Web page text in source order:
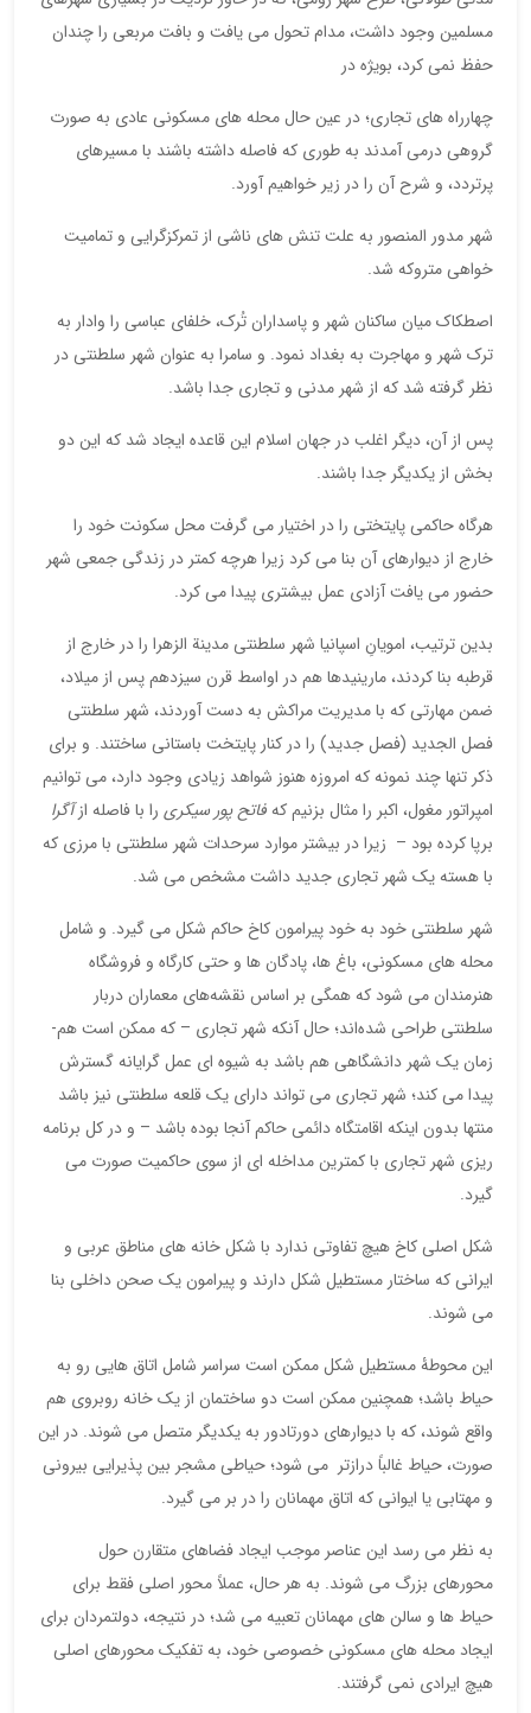
مسلمین وجود داشت، مدام تحول می یافت و بافت مربعی را چندان
حفظ نمی کرد، بویژه در
چهارراه های تجاری؛ در عین حال محله های مسکونی عادی به صورت
گروهی درمی آمدند به طوری که فاصله داشته باشند با مسیرهای
پرتردد، و شرح آن را در زیر خواهیم آورد.
شهر مدور المنصور به علت تنش های ناشی از تمرکزگرایی و تمامیت
خواهی متروکه شد.
اصطکاک میان ساکنان شهر و پاسداران تُرک، خلفای عباسی را وادار به
ترک شهر و مهاجرت به بغداد نمود. و سامرا به عنوان شهر سلطنتی در
نظر گرفته شد که از شهر مدنی و تجاری جدا باشد.
پس از آن، دیگر اغلب در جهان اسلام این قاعده ایجاد شد که این دو
بخش از یکدیگر جدا باشند.
هرگاه حاکمی پایتختی را در اختیار می گرفت محل سکونت خود را
خارج از دیوارهای آن بنا می کرد زیرا هرچه کمتر در زندگی جمعی شهر
حضور می یافت آزادی عمل بیشتری پیدا می کرد.
بدین ترتیب، امویانِ اسپانیا شهر سلطنتی مدینة الزهرا را در خارج از
قرطبه بنا کردند، مارینیدها هم در اواسط قرن سیزدهم پس از میلاد،
ضمن مهارتی که با مدیریت مراکش به دست آوردند، شهر سلطنتی
فصل الجدید (فصل جدید) را در کنار پایتخت باستانی ساختند. و برای
ذکر تنها چند نمونه که امروزه هنوز شواهد زیادی وجود دارد، می توانیم
امپراتور مغول، اکبر را مثال بزنیم کهفاتح پور سیکری را با فاصله ازآگرا
برپا کرده بود – زیرا در بیشتر موارد سرحدات شهر سلطنتی با مرزی که
با هسته یک شهر تجاری جدید داشت مشخص می شد.
شهر سلطنتی خود به خود پیرامون کاخ حاکم شکل می گیرد. و شامل
محله‌ های مسکونی، باغ‌ ها، پادگان ها و حتی کارگاه‌ و فروشگاه
هنرمندان می شود که همگی بر اساس نقشه‌های معماران دربار
سلطنتی طراحی شده‌اند؛ حال آنکه شهر تجاری – که ممکن است هم-
زمان یک شهر دانشگاهی هم باشد به شیوه ای عمل گرایانه گسترش
پیدا می کند؛ شهر تجاری می تواند دارای یک قلعه سلطنتی نیز باشد
منتها بدون اینکه اقامتگاه دائمی حاکم آنجا بوده باشد – و در کل برنامه
ریزی شهر تجاری با کمترین مداخله ای از سوی حاکمیت صورت می
گیرد.
شکل اصلی کاخ هیچ تفاوتی ندارد با شکل خانه ‌های مناطق عربی و
ایرانی که ساختار مستطیل شکل دارند و پیرامون یک صحن داخلی بنا
می شوند.
این محوطۀ مستطیل شکل ممکن است سراسر شامل اتاق هایی رو به
حیاط باشد؛ همچنین ممکن است دو ساختمان از یک خانه روبروی هم
واقع شوند، که با دیوارهای دورتادور به یکدیگر متصل می شوند. در این
صورت، حیاط غالباً درازتر می شود؛ حیاطی مشجر بین پذیرایی بیرونی
و مهتابی یا ایوانی که اتاق مهمانان را در بر می گیرد.
به نظر می رسد این عناصر موجب ایجاد فضاهای متقارن حول
محورهای بزرگ می شوند. به هر حال، عملاً محور اصلی فقط برای
حیاط ها و سالن های مهمانان تعبیه می شد؛ در نتیجه، دولتمردان برای
ایجاد محله های مسکونی خصوصی خود، به تفکیک محورهای اصلی
هیچ ایرادی نمی گرفتند.